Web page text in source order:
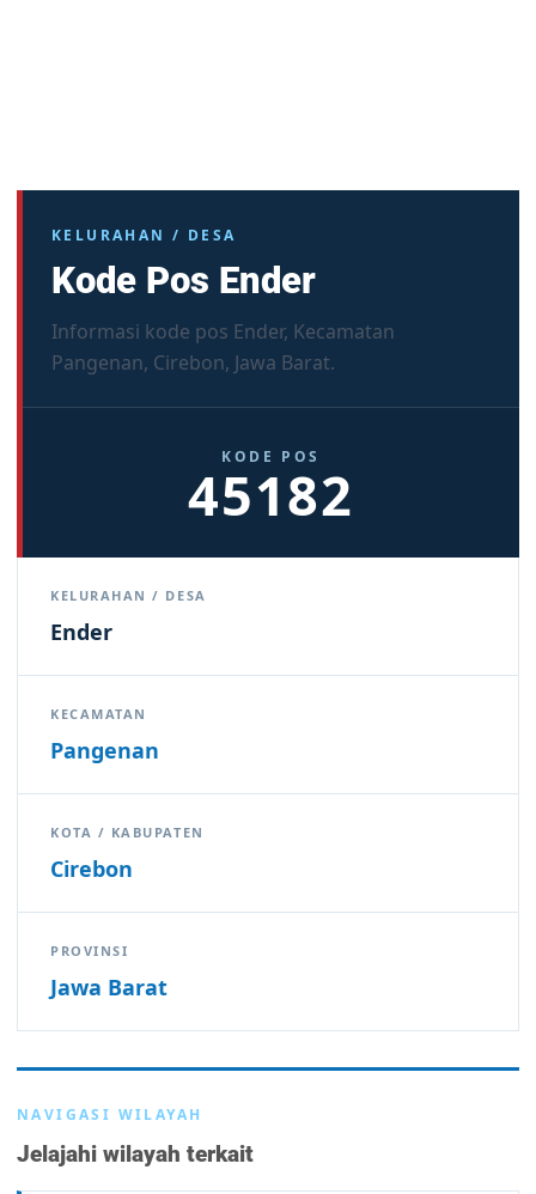
KELURAHAN / DESA
Kode Pos Ender
Informasi kode pos Ender, Kecamatan
Pangenan, Cirebon, Jawa Barat.
KODE POS
45182
KELURAHAN / DESA
Ender
KECAMATAN
Pangenan
KOTA / KABUPATEN
Cirebon
PROVINSI
Jawa Barat
NAVIGASI WILAYAH
Jelajahi wilayah terkait